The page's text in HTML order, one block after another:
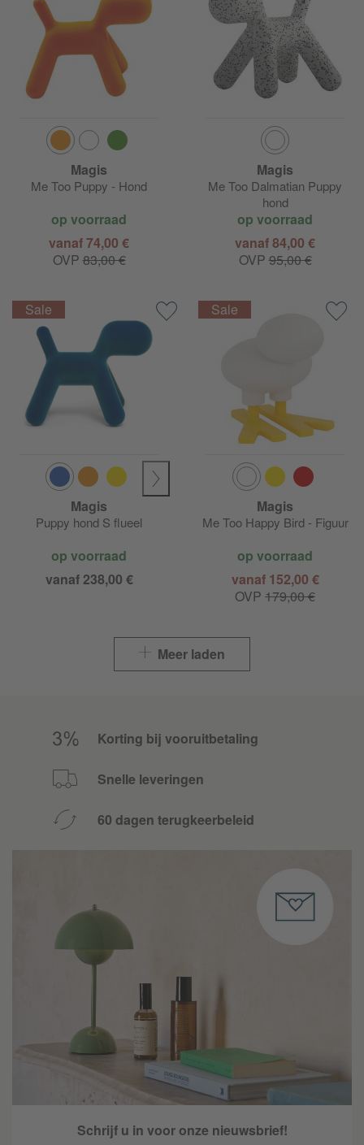
Magis
Me Too Puppy - Hond
op voorraad
vanaf 74,00 €
OVP83,00 €
Magis
Me Too Dalmatian Puppy
hond
op voorraad
vanaf 84,00 €
OVP95,00 €
Magis
Puppy hond S flueel
op voorraad
vanaf 238,00 €
Magis
Me Too Happy Bird - Figuur
op voorraad
vanaf 152,00 €
OVP 179,00 €
Meer laden
Korting bij vooruitbetaling
Snelle leveringen
60 dagen terugkeerbeleid
Schrijf u in voor onze nieuwsbrief!